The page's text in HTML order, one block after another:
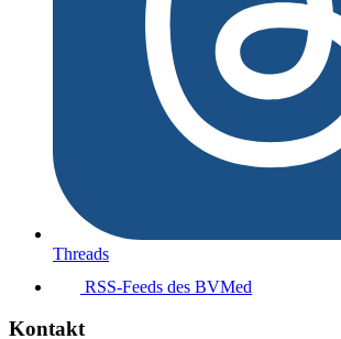
Threads
RSS-Feeds des BVMed
Kontakt